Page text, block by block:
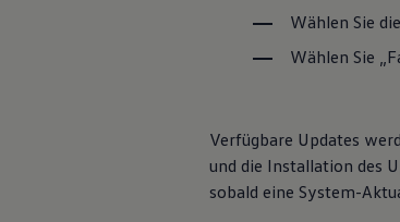
T-Roc Kollektion
Fußball Drop
Wählen Sie
Wählen Sie
Verfügbare Updates
und die Installation des
sobald eine System-